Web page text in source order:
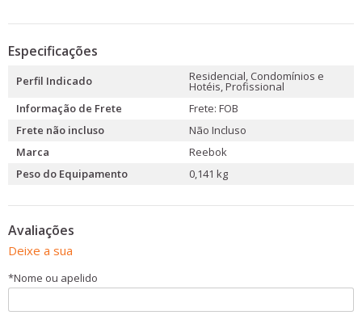
Especificações
Perfil Indicado Residencial, Condomínios e
Hotéis, Profissional
Informação de Frete
Frete: FOB
Frete não incluso
Não Incluso
Marca
Reebok
Peso do Equipamento
0,141 kg
Avaliações
Deixe a sua
*Nome ou apelido